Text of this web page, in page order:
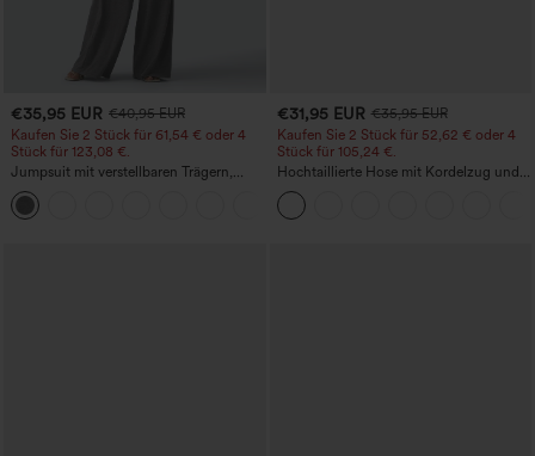
€35,95 EUR €40,95 EUR
Kaufen Sie 2 Stück für 61,54 € oder 4
Stück für 123,08 €.
Jumpsuit mit verstellbaren Trägern,
gerafftem Detail, weitem Bein und
meliertem Stoff, lässig, mit Taschen -
Easy Peezy
€31,95 EUR €35,95 EUR
Kaufen Sie 2 Stück für 52,62 € oder 4
Stück für 105,24 €.
Hochtaillierte Hose mit Kordelzug und
Taschen, weitem Bein, lässig und locker
in Leinenoptik